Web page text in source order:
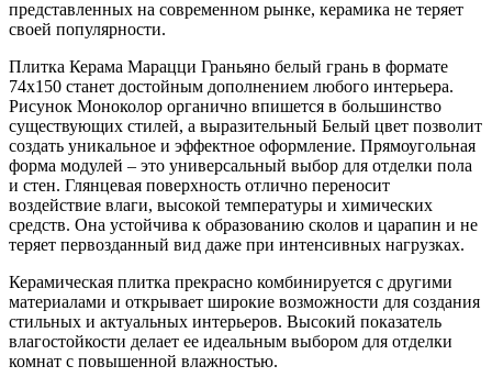
представленных на современном рынке, керамика не теряет
своей популярности.
Плитка Керама Марацци Граньяно белый грань в формате
74x150 станет достойным дополнением любого интерьера.
Рисунок Моноколор органично впишется в большинство
существующих стилей, а выразительный Белый цвет позволит
создать уникальное и эффектное оформление. Прямоугольная
форма модулей – это универсальный выбор для отделки пола
и стен. Глянцевая поверхность отлично переносит
воздействие влаги, высокой температуры и химических
средств. Она устойчива к образованию сколов и царапин и не
теряет первозданный вид даже при интенсивных нагрузках.
Керамическая плитка прекрасно комбинируется с другими
материалами и открывает широкие возможности для создания
стильных и актуальных интерьеров. Высокий показатель
влагостойкости делает ее идеальным выбором для отделки
комнат с повышенной влажностью.